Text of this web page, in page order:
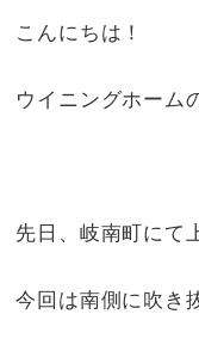
こんにちは！
ウイニングホーム
先日、岐南町にて
今回は南側に吹き